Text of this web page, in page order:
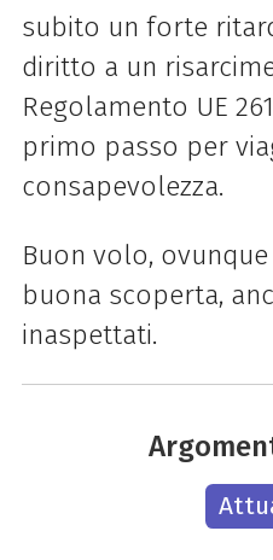
subito un forte
diritto a un
Regolamento UE
primo passo per
consapevolezza.
Buon volo,
buona scoperta,
inaspettati.